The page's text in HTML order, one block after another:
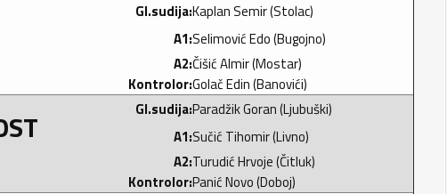
Gl.sudija:Kaplan Semir (Stolac)
A1:Selimović Edo (Bugojno)
A2:Čišić Almir (Mostar)
Kontrolor:Golač Edin (Banovići)
Gl.sudija:Paradžik Goran (Ljubuški)
A1:Sučić Tihomir (Livno)
A2:Turudić Hrvoje (Čitluk)
Kontrolor:Panić Novo (Doboj)